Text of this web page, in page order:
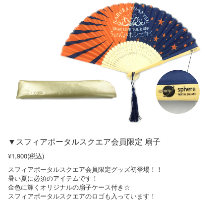
▼スフィアポータルスクエア会員限定 扇子
¥1,900(税込)
スフィアポータルスクエア会員限定グッズ初登場！！
暑い夏に必須のアイテムです！
金色に輝くオリジナルの扇子ケース付き☆
スフィアポータルスクエアのロゴも入っています！